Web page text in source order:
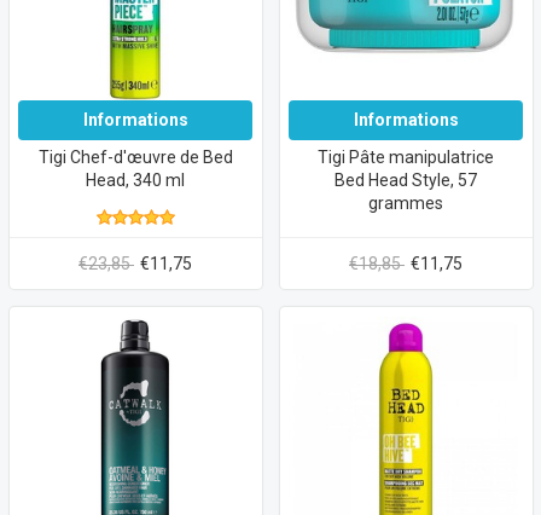
Informations
Tigi Chef-d'œuvre de Bed
Head, 340 ml
€23,85 €11,75
Informations
Tigi Pâte manipulatrice
Bed Head Style, 57
grammes
€18,85 €11,75